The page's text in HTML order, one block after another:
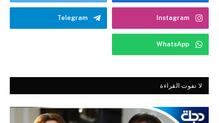
Instagram
Telegram
WhatsApp
لا تفوت القراءة